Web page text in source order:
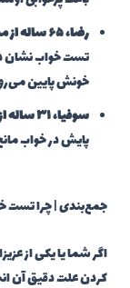
رضا، ۶۵ ساله از مشهد
تست خواب نشان
خونش پایین
سوفیا، ۳۱ ساله از استانبول
پایش در خواب
جمع‌بندی | چرا تست
اگر شما یا یکی از
کردن علت دقیق آن